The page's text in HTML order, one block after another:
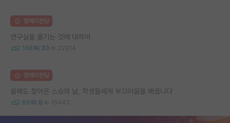
명예의전당
연구실을 옮기는 것에 대하여
168 33 32914
명예의전당
올해도 찾아온 스승의 날, 학생들에게 부끄러움을 배웁니다
89 8 16443